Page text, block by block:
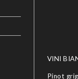
VINI
Pinot